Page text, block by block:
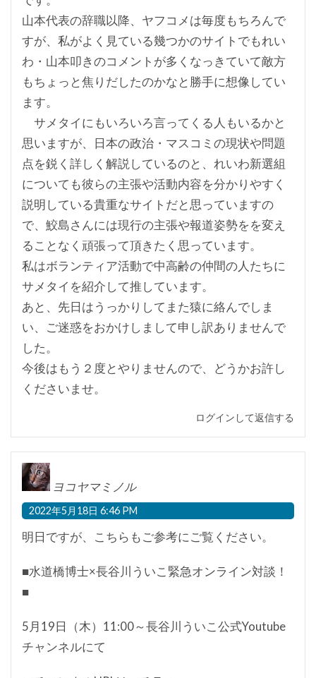
山本代表の辞職以降、ヤフコメは毎度もちろんで
すが、私がよく見ている幾つかのサイトでもれい
わ・山本叩きのコメントが多くなっきていて敵方
もちょっと焦りだしたのかなと勝手に想像してい
ます。
サメタイにもいろいろ言ってくる人もいるかと
思いますが、日本の政治・マスコミの現状や問題
点を鋭く詳しく解説しているのと、れいわ新選組
についても彼らの主張や活動内容を分かりやすく
説明している貴重なサイトだと思っていますの
で、鮫島さんには現行の主張や報道姿勢をを変え
ることなく頑張って頂きたく思っています。
私はボランティア活動で中高齢の仲間の人たちに
サメタイを紹介して推しています。
あと、先日はうっかりしてまた猿に絡んでしま
い、ご迷惑をおかけしまして申し訳ありませんで
した。
今後はもう２度とやりませんので、どうかお許し
くださいませ。
ログインして返信する
ヨコヤマミノル
2022年5月18日 6:46 PM
明日ですが、こちらもご参考にご覧ください。
■水道橋博士×長谷川ういこ緊急オンライン対談！
■
5月19日（木）11:00～長谷川ういこ公式Youtube
チャンネルにて